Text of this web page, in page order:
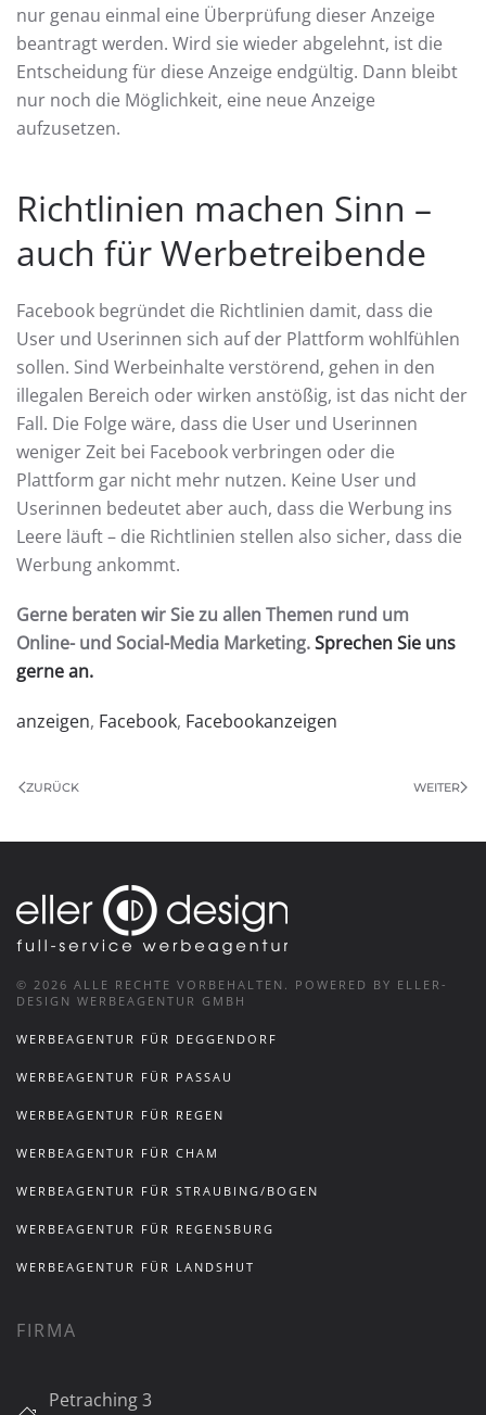
nur genau einmal eine Überprüfung dieser Anzeige
beantragt werden. Wird sie wieder abgelehnt, ist die
Entscheidung für diese Anzeige endgültig. Dann bleibt
nur noch die Möglichkeit, eine neue Anzeige
aufzusetzen.
Richtlinien machen Sinn –
auch für Werbetreibende
Facebook begründet die Richtlinien damit, dass die
User und Userinnen sich auf der Plattform wohlfühlen
sollen. Sind Werbeinhalte verstörend, gehen in den
illegalen Bereich oder wirken anstößig, ist das nicht der
Fall. Die Folge wäre, dass die User und Userinnen
weniger Zeit bei Facebook verbringen oder die
Plattform gar nicht mehr nutzen. Keine User und
Userinnen bedeutet aber auch, dass die Werbung ins
Leere läuft – die Richtlinien stellen also sicher, dass die
Werbung ankommt.
Gerne beraten wir Sie zu allen Themen rund um
Online- und Social-Media Marketing.Sprechen Sie uns
gerne an.
anzeigen, Facebook, Facebookanzeigen
ZURÜCK WEITER
© 2026 ALLE RECHTE VORBEHALTEN. POWERED BY ELLER-
DESIGN WERBEAGENTUR GMBH
WERBEAGENTUR FÜR DEGGENDORF
WERBEAGENTUR FÜR PASSAU
WERBEAGENTUR FÜR REGEN
WERBEAGENTUR FÜR CHAM
WERBEAGENTUR FÜR STRAUBING/BOGEN
WERBEAGENTUR FÜR REGENSBURG
WERBEAGENTUR FÜR LANDSHUT
FIRMA
Petraching 3